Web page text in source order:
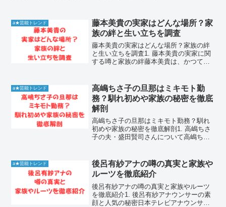
a★芸能トレンド
藤本美貴の実家はどんな場所？家
族の絆と生い立ちを調査
藤本美貴の実家はどんな場所？家族の絆
と生い立ちを調査1. 藤本美貴の実家に関
する噂と家族の絆藤本美貴は、かつて国
す。そんな藤本美貴のルーツである実家
については、ファンか...
a★芸能トレンド
高嶋ちさ子の旦那はミキモト勤
務？馴れ初めや家族の秘密を徹底
解剖
高嶋ちさ子の旦那はミキモト勤務？馴れ
初めや家族の秘密を徹底解剖1. 高嶋ちさ
子の夫・盛田賢司さんについて高嶋ちさ
ウンドが大きな話題を呼んでいます。高
級宝飾店ミキモトでの...
a★芸能トレンド
後呂有紗アナの噂の真実と家族や
ルーツを徹底紹介
後呂有紗アナの噂の真実と家族やルーツ
を徹底紹介1. 後呂有紗アナウンサーの素
顔と人気の秘密日本テレビアナウンサー